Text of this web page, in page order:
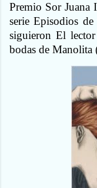
Premio Sor Juana
serie Episodios
siguieron El
bodas de Manolita